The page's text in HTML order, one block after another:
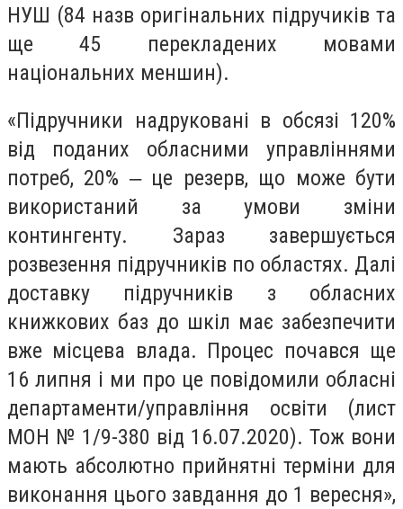
НУШ (84 назв оригінальних підручиків та
ще 45 перекладених мовами
національних меншин).
«Підручники надруковані в обсязі 120%
від поданих обласними управліннями
потреб, 20% ‒ це резерв, що може бути
використаний за умови зміни
контингенту. Зараз завершується
розвезення підручників по областях. Далі
доставку підручників з обласних
книжкових баз до шкіл має забезпечити
вже місцева влада. Процес почався ще
16 липня і ми про це повідомили обласні
департаменти/управління освіти (лист
МОН № 1/9-380 від 16.07.2020). Тож вони
мають абсолютно прийнятні терміни для
виконання цього завдання до 1 вересня»,